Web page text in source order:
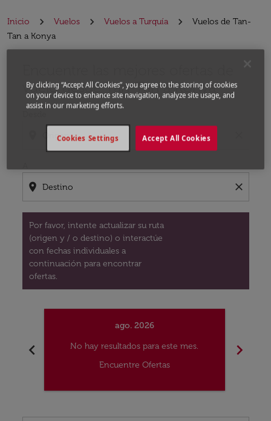
Inicio Vuelos Vuelos a Turquía
Vuelos de Tan-
Tan a Konya
vuelo desde Tan-Tan a Konya
location_on close
Por favor, intente actualizar su ruta
(origen y / o destino) o interactúe
con fechas individuales a
continuación para encontrar
ofertas.
chevron_left
ago. 2026
No hay resultados para este mes.
Encuentre Ofertas
chevron_right
By clicking “Accept All Cookies”, you agree to the storing of cookies
on your device to enhance site navigation, analyze site usage, and
assist in our marketing efforts.
Accept All Cookies
Cookies Settings